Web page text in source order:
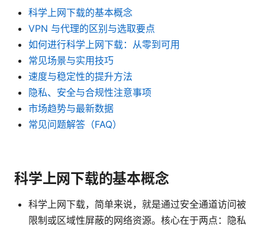
科学上网下载的基本概念
VPN 与代理的区别与选取要点
如何进行科学上网下载：从零到可用
常见场景与实用技巧
速度与稳定性的提升方法
隐私、安全与合规性注意事项
市场趋势与最新数据
常见问题解答（FAQ）
科学上网下载的基本概念
科学上网下载，简单来说，就是通过安全通道访问被
限制或区域性屏蔽的网络资源。核心在于两点：隐私